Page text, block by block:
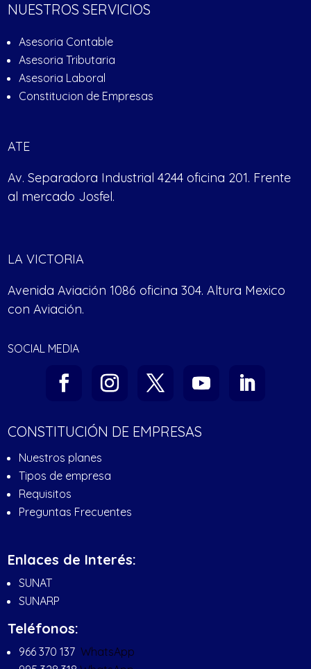
NUESTROS SERVICIOS
Asesoria Contable
Asesoria Tributaria
Asesoria Laboral
Constitucion de Empresas
ATE
Av. Separadora Industrial 4244 oficina 201. Frente
al mercado Josfel.
LA VICTORIA
Avenida Aviación 1086 oficina 304. Altura Mexico
con Aviación.
SOCIAL MEDIA
CONSTITUCIÓN DE EMPRESAS
Nuestros planes
Tipos de empresa
Requisitos
Preguntas Frecuentes
Enlaces de Interés:
SUNAT
SUNARP
Teléfonos:
966 370 137WhatsApp